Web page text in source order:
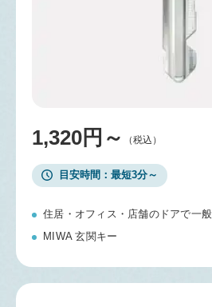
1,320円～ （税込）
目安時間 最短3分～
住居・オフィス・店舗のドアで一
MIWA 玄関キー